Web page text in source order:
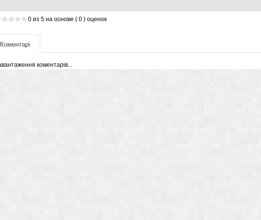
0 из 5 на основе ( 0 ) оценок
Коментарі
коментарів...